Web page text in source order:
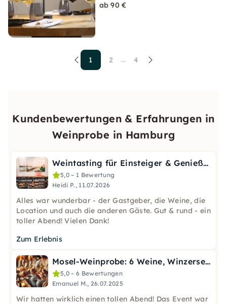
ab 90 €
1 2 ... 4
Kundenbewertungen & Erfahrungen in
Weinprobe in Hamburg
Weintasting für Einsteiger & Genießer in Hamburg
5,0 – 1 Bewertung
Heidi P., 11.07.2026
Alles war wunderbar - der Gastgeber, die Weine, die
Location und auch die anderen Gäste. Gut & rund - ein
toller Abend! Vielen Dank!
Zum Erlebnis
Mosel-Weinprobe: 6 Weine, Winzersekt & Riesling, Hamburg
5,0 – 6 Bewertungen
Emanuel M., 26.07.2025
Wir hatten wirklich einen tollen Abend! Das Event war